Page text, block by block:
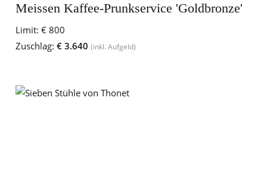
Meissen Kaffee-Prunkservice 'Goldbronze'
Limit: € 800
Zuschlag: € 3.640 (inkl. Aufgeld)